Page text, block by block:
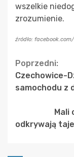
wszelkie
zrozumienie.
źródło:
Poprzedni:
Czechowice-
samochodu z
Mali
odkrywają